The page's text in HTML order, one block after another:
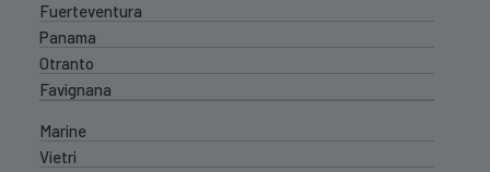
Fuerteventura
Panama
Otranto
Favignana
Marine
Vietri